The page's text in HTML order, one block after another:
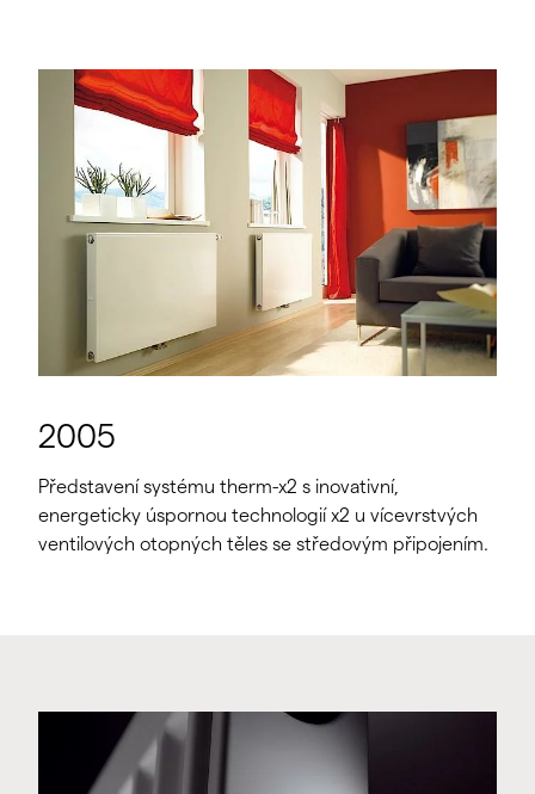
2005
Představení systému therm-x2 s inovativní,
energeticky úspornou technologií x2 u vícevrstvých
ventilových otopných těles se středovým připojením.